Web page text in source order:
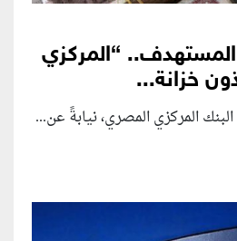
عن المستهدف.. “المركزي
خزانة...
المركزي المصري، نيابةً عن...